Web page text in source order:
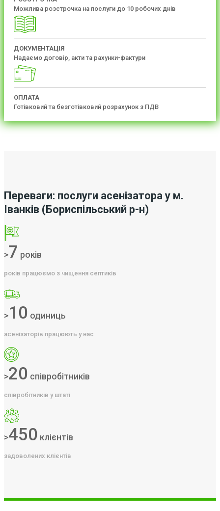
Можлива розстрочка на послуги до 10 робочих днів
ДОКУМЕНТАЦІЯ
Надаємо договір, акти та рахунки-фактури
ОПЛАТА
Готівковий та безготівковий розрахунок з ПДВ
Переваги: послуги асенізатора у м.
Іванків (Бориспільський р-н)
>7 років
років працюємо з чищення септиків
>10 одиниць
асенізаторів працюють у нас
>20 співробітників
співробітників у штаті
>450 клієнтів
задоволених клієнтів